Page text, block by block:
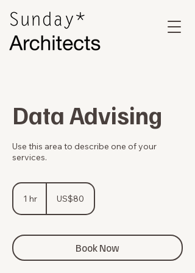
Data Advising
Use this area to describe one of your
services.
1 hr
ดอลลาร์
สหรัฐUS$80
Book Now